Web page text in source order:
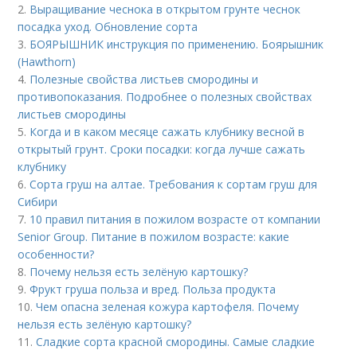
2. Выращивание чеснока в открытом грунте чеснок
посадка уход. Обновление сорта
3. БОЯРЫШНИК инструкция по применению. Боярышник
(Hawthorn)
4. Полезные свойства листьев смородины и
противопоказания. Подробнее о полезных свойствах
листьев смородины
5. Когда и в каком месяце сажать клубнику весной в
открытый грунт. Сроки посадки: когда лучше сажать
клубнику
6.Сорта груш на алтае. Требования к сортам груш для
Сибири
7. 10 правил питания в пожилом возрасте от компании
Senior Group. Питание в пожилом возрасте: какие
особенности?
8. Почему нельзя есть зелёную картошку?
9.Фрукт груша польза и вред. Польза продукта
10.Чем опасна зеленая кожура картофеля. Почему
нельзя есть зелёную картошку?
11.Сладкие сорта красной смородины. Самые сладкие